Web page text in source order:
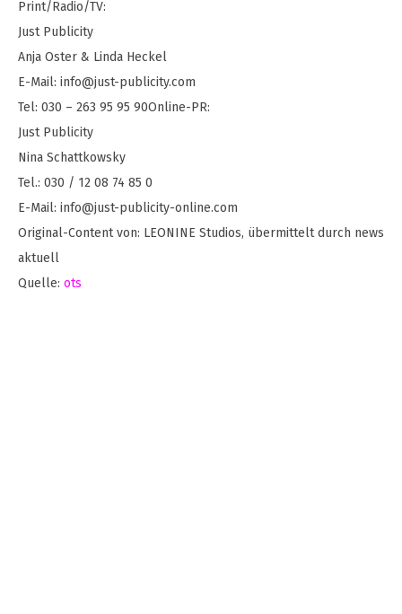
Print/Radio/TV:
Just Publicity
Anja Oster & Linda Heckel
E-Mail: info@just-publicity.com
Tel: 030 – 263 95 95 90Online-PR:
Just Publicity
Nina Schattkowsky
Tel.: 030 / 12 08 74 85 0
E-Mail: info@just-publicity-online.com
Original-Content von: LEONINE Studios, übermittelt durch news
aktuell
Quelle: ots